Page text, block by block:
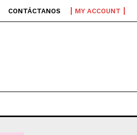
CONTÁCTANOS MY ACCOUNT